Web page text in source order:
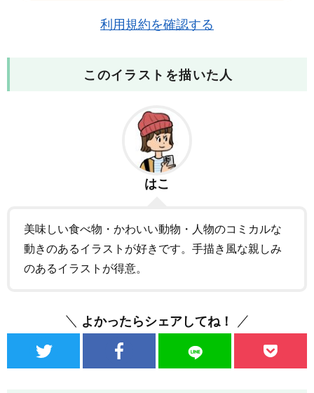
利用規約を確認する
このイラストを描いた人
はこ
美味しい食べ物・かわいい動物・人物のコミカルな
動きのあるイラストが好きです。手描き風な親しみ
のあるイラストが得意。
よかったらシェアしてね！